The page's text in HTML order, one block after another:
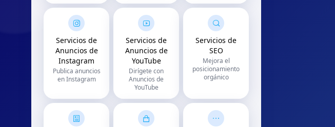
Servicios de
Anuncios de
Instagram
Publica anuncios
en Instagram
Servicios de
Anuncios de
YouTube
Dirígete con
Anuncios de
YouTube
Servicios de
SEO
Mejora el
posicionamiento
orgánico